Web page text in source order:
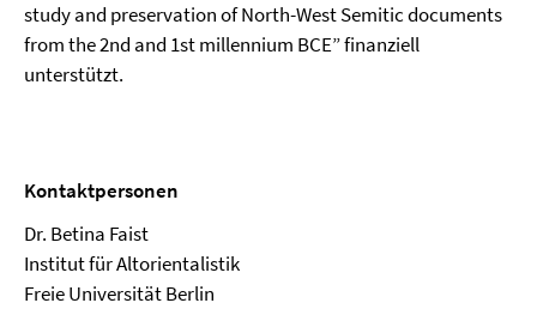
study and preservation of North-West Semitic documents
from the 2nd and 1st millennium BCE” finanziell
unterstützt.
Kontaktpersonen
Dr. Betina Faist
Institut für Altorientalistik
Freie Universität Berlin